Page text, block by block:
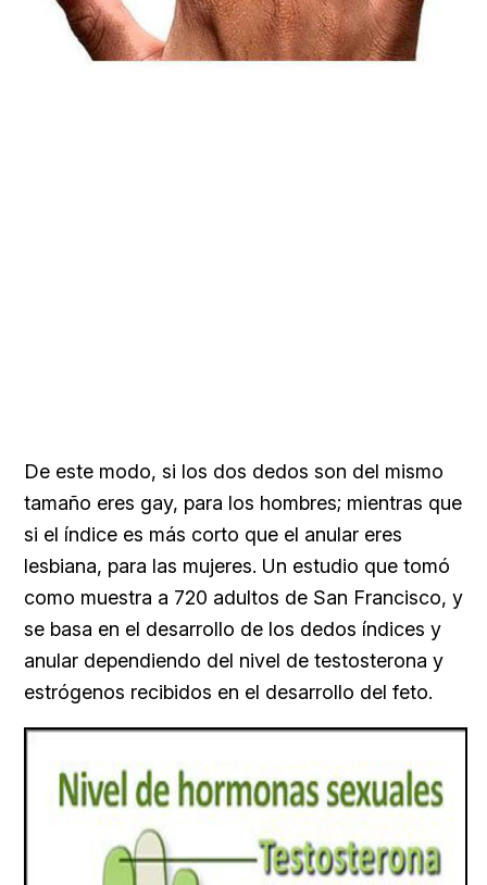
De este modo, si los dos dedos son del mismo
tamaño eres gay, para los hombres; mientras que
si el índice es más corto que el anular eres
lesbiana, para las mujeres. Un estudio que tomó
como muestra a 720 adultos de San Francisco, y
se basa en el desarrollo de los dedos índices y
anular dependiendo del nivel de testosterona y
estrógenos recibidos en el desarrollo del feto.